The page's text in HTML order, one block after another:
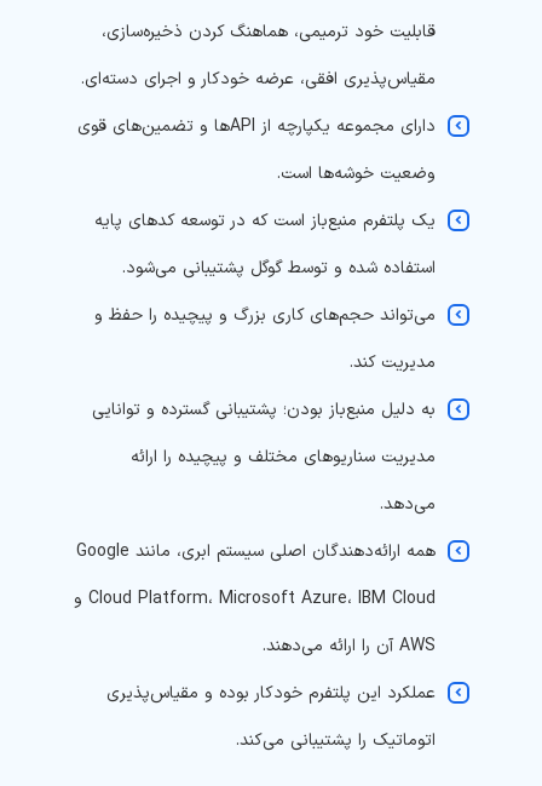
قابلیت خود ترمیمی، هماهنگ کردن ذخیره‌سازی،
مقیاس‌پذیری افقی، عرضه خودکار و اجرای دسته‌ای.
دارای مجموعه یکپارچه از APIها و تضمین‌های قوی
وضعیت خوشه‌ها است.
یک پلتفرم منبع‌باز است که در توسعه کدهای پایه
استفاده شده و توسط گوگل پشتیبانی می‌شود.
می‌تواند حجم‌های کاری بزرگ و پیچیده را حفظ و
مدیریت کند.
به دلیل منبع‌باز بودن؛ پشتیبانی گسترده و توانایی
مدیریت سناریوهای مختلف و پیچیده را ارائه
می‌دهد.
همه ارائه‌دهندگان اصلی سیستم ابری، مانند Google
Cloud Platform، Microsoft Azure، IBM Cloud و
AWS آن را ارائه می‌دهند.
عملکرد این پلتفرم خودکار بوده و مقیاس‌پذیری
اتوماتیک را پشتیبانی می‌کند.